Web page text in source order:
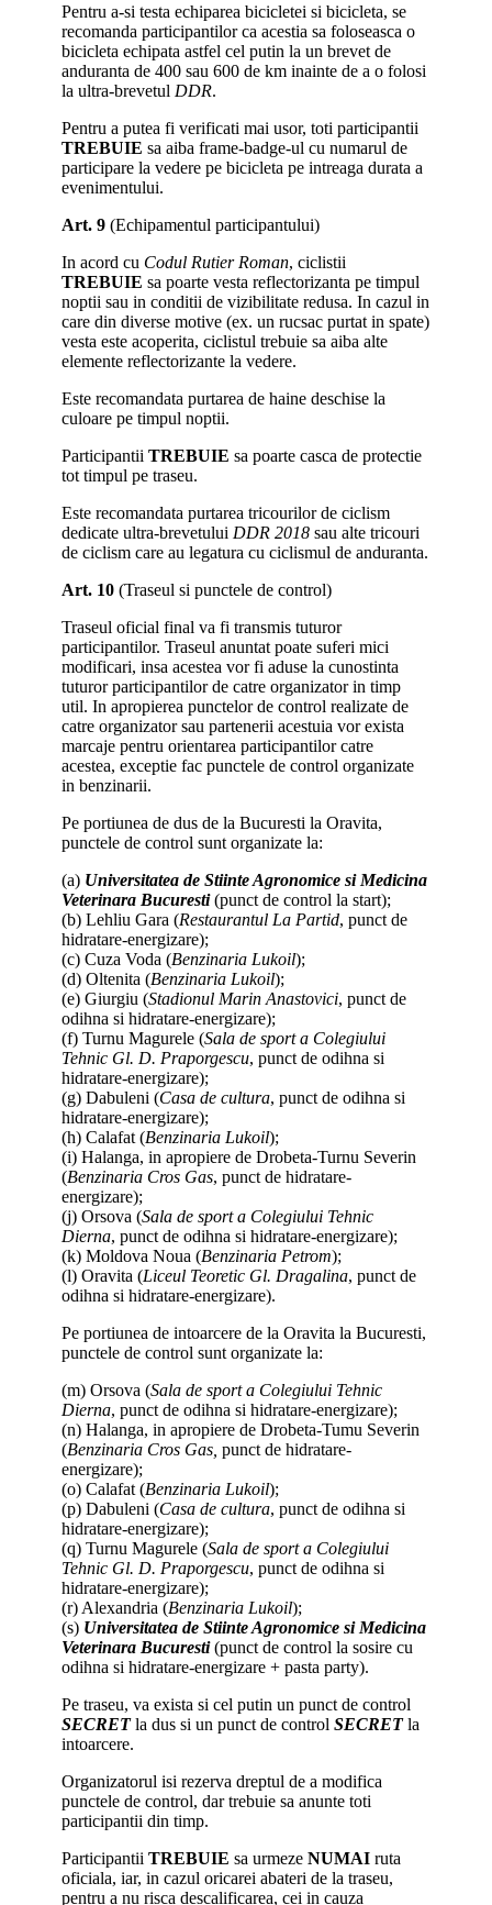
Pentru a-si testa echiparea bicicletei si bicicleta, se
recomanda participantilor ca acestia sa foloseasca o
bicicleta echipata astfel cel putin la un brevet de
anduranta de 400 sau 600 de km inainte de a o folosi
la ultra-brevetul DDR.
Pentru a putea fi verificati mai usor, toti participantii
TREBUIE sa aiba frame-badge-ul cu numarul de
participare la vedere pe bicicleta pe intreaga durata a
evenimentului.
Art. 9 (Echipamentul participantului)
In acord cu Codul Rutier Roman, ciclistii
TREBUIE sa poarte vesta reflectorizanta pe timpul
noptii sau in conditii de vizibilitate redusa. In cazul in
care din diverse motive (ex. un rucsac purtat in spate)
vesta este acoperita, ciclistul trebuie sa aiba alte
elemente reflectorizante la vedere.
Este recomandata purtarea de haine deschise la
culoare pe timpul noptii.
Participantii TREBUIE sa poarte casca de protectie
tot timpul pe traseu.
Este recomandata purtarea tricourilor de ciclism
dedicate ultra-brevetului DDR 2018 sau alte tricouri
de ciclism care au legatura cu ciclismul de anduranta.
Art. 10 (Traseul si punctele de control)
Traseul oficial final va fi transmis tuturor
participantilor. Traseul anuntat poate suferi mici
modificari, insa acestea vor fi aduse la cunostinta
tuturor participantilor de catre organizator in timp
util. In apropierea punctelor de control realizate de
catre organizator sau partenerii acestuia vor exista
marcaje pentru orientarea participantilor catre
acestea, exceptie fac punctele de control organizate
in benzinarii.
Pe portiunea de dus de la Bucuresti la Oravita,
punctele de control sunt organizate la:
(a) Universitatea de Stiinte Agronomice si Medicina
Veterinara Bucuresti(punct de control la start);
(b) Lehliu Gara (Restaurantul La Partid, punct de
hidratare-energizare);
(c) Cuza Voda (Benzinaria Lukoil);
(d) Oltenita (Benzinaria Lukoil);
(e) Giurgiu (Stadionul Marin Anastovici, punct de
odihna si hidratare-energizare);
(f) Turnu Magurele (Sala de sport a Colegiului
Tehnic Gl. D. Praporgescu, punct de odihna si
hidratare-energizare);
(g) Dabuleni (Casa de cultura, punct de odihna si
hidratare-energizare);
(h) Calafat (Benzinaria Lukoil);
(i) Halanga, in apropiere de Drobeta-Turnu Severin
(Benzinaria Cros Gas, punct de hidratare-
energizare);
(j) Orsova (Sala de sport a Colegiului Tehnic
Dierna, punct de odihna si hidratare-energizare);
(k) Moldova Noua (Benzinaria Petrom);
(l) Oravita (Liceul Teoretic Gl. Dragalina, punct de
odihna si hidratare-energizare).
Pe portiunea de intoarcere de la Oravita la Bucuresti,
punctele de control sunt organizate la:
(m) Orsova (Sala de sport a Colegiului Tehnic
Dierna, punct de odihna si hidratare-energizare);
(n) Halanga, in apropiere de Drobeta-Tumu Severin
(Benzinaria Cros Gas, punct de hidratare-
energizare);
(o) Calafat (Benzinaria Lukoil);
(p) Dabuleni (Casa de cultura, punct de odihna si
hidratare-energizare);
(q) Turnu Magurele (Sala de sport a Colegiului
Tehnic Gl. D. Praporgescu, punct de odihna si
hidratare-energizare);
(r) Alexandria (Benzinaria Lukoil);
(s) Universitatea de Stiinte Agronomice si Medicina
Veterinara Bucuresti(punct de control la sosire cu
odihna si hidratare-energizare + pasta party).
Pe traseu, va exista si cel putin un punct de control
SECRETla dus si un punct de control SECRETla
intoarcere.
Organizatorul isi rezerva dreptul de a modifica
punctele de control, dar trebuie sa anunte toti
participantii din timp.
Participantii TREBUIE sa urmeze NUMAI ruta
oficiala, iar, in cazul oricarei abateri de la traseu,
pentru a nu risca descalificarea, cei in cauza